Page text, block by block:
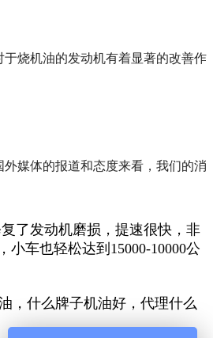
烧机油的发动机有着显著的改善作
媒体的报道和态度来看，我们的消
了发动机磨损，提速很快，非
车也轻松达到15000-10000公
，什么牌子机油好，代理什么